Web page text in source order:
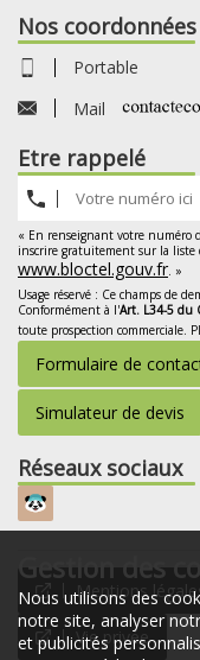
Gestion des
Nous utilisons des
notre site, analyser
et publicités
Nos coordonnées
Portable
Mail
Etre rappelé
« En renseignant votre numéro
inscrire gratuitement sur la liste
www.bloctel.gouv.fr . »
Usage réservé : Ce champs de
Conformément à l'Art. L34-5 du
toute prospection commerciale.
Formulaire de
Simulateur de devis
Réseaux sociaux
Mentions
Vie privée